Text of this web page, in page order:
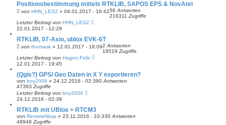
Positionsbestimmung mittels RTKLIB, SAPOS EPS & NovAtel
von HHN_LES2 » 04.01.2017 - 16:4256 Antworten
216311 Zugriffe
Letzter Beitrag von HHN_LES2
22.01.2017 - 12:28
RTKLIB, 07-Axio, ublox EVK-6T
von thomask » 12.01.2017 - 18:092 Antworten
19519 Zugriffe
Letzter Beitrag von Hagen.Felix
12.01.2017 - 19:45
(Qgis?) GPS/ Geo Daten in X Y exportieren?
von boy2006 » 24.12.2016 - 02:390 Antworten
47393 Zugriffe
Letzter Beitrag von boy2006
24.12.2016 - 02:39
RTKLIB mit UBlox + RTCM3
von RemoteNinja » 23.11.2016 - 10:330 Antworten
48948 Zugriffe